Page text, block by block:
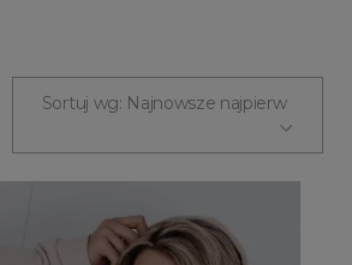
Sortuj wg: Najnowsze najpierw